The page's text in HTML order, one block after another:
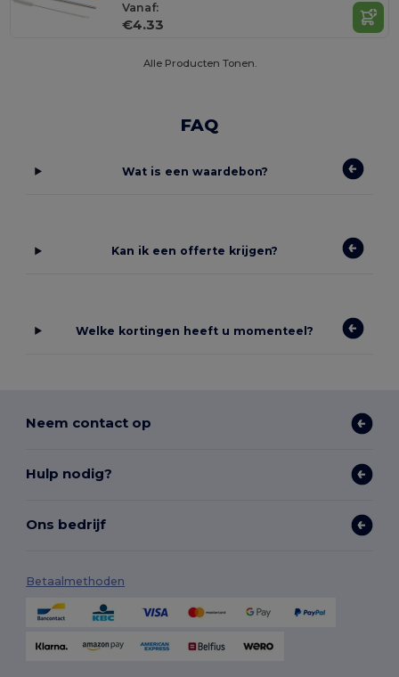
Vanaf:
€4.33
Alle Producten Tonen.
FAQ
Wat is een waardebon?
Kan ik een offerte krijgen?
Welke kortingen heeft u momenteel?
Neem contact op
Hulp nodig?
Ons bedrijf
Betaalmethoden